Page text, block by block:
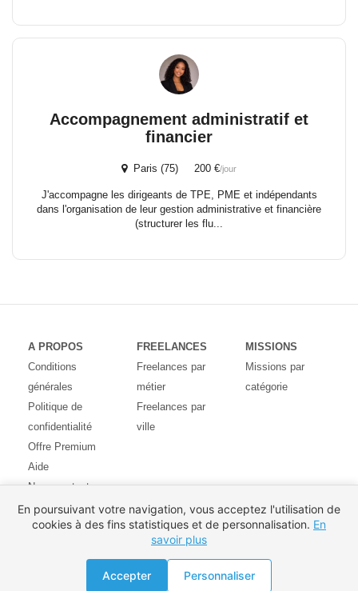
Accompagnement administratif et
financier
Paris (75) 200 €/jour
J'accompagne les dirigeants de TPE, PME et indépendants
dans l'organisation de leur gestion administrative et financière
(structurer les flu...
Proposer une mission
A PROPOS
Conditions
générales
Politique de
confidentialité
Offre Premium
Aide
Nous contacter
Avis des
utilisateurs
FREELANCES
Freelances par
métier
Freelances par
ville
MISSIONS
Missions par
catégorie
En poursuivant votre navigation, vous acceptez l'utilisation de
cookies à des fins statistiques et de personnalisation. En
savoir plus
Accepter Personnaliser